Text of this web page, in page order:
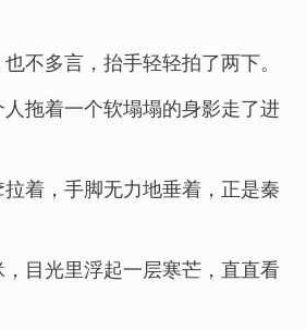
不多言，抬手轻轻拍了两下。
拖着一个软塌塌的身影走了进
着，手脚无力地垂着，正是秦
目光里浮起一层寒芒，直直看